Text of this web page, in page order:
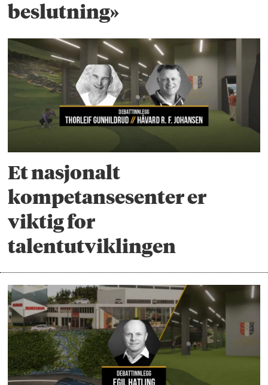
beslutning»
Et nasjonalt
kompetansesenter er
viktig for
talentutviklingen